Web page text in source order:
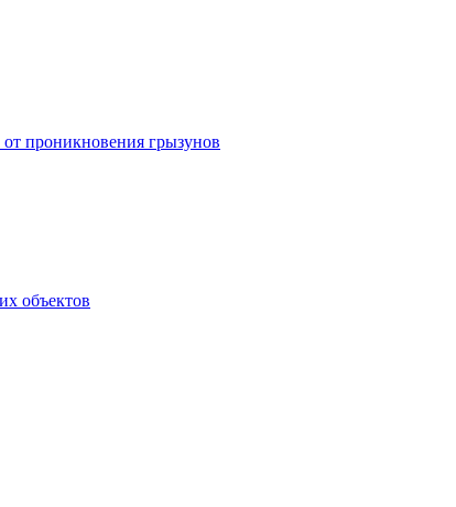
проникновения грызунов
объектов